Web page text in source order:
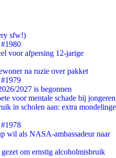
sfw!)
voor afpersing 12-jarige
na ruzie over pakket
2027 is begonnen
voor mentale schade bij jongeren
in scholen aan: extra mondelinge
wil als NASA-ambassadeur naar
om ernstig alcoholmisbruik